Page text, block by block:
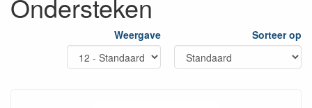
Ondersteken
Weergave Sorteer op